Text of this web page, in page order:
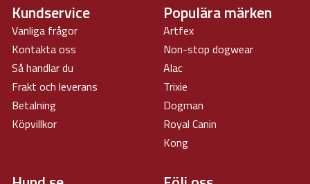
Kundservice
Vanliga frågor
Kontakta oss
Så handlar du
Frakt och leverans
Betalning
Köpvillkor
Populära märken
Artfex
Non-stop dogwear
Alac
Trixie
Dogman
Royal Canin
Kong